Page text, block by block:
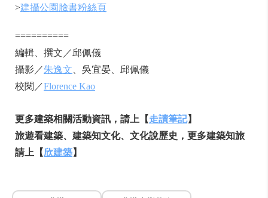
>建攝公園臉書粉絲頁
==========
編輯、撰文／邱佩儀
攝影／朱逸文 、吳宜晏、邱佩儀
校閱／Florence Kao
更多建築相關活動資訊，請上【走讀筆記】
旅遊看建築、建築知文化、文化說歷史，更多建築知旅
請上【欣建築】